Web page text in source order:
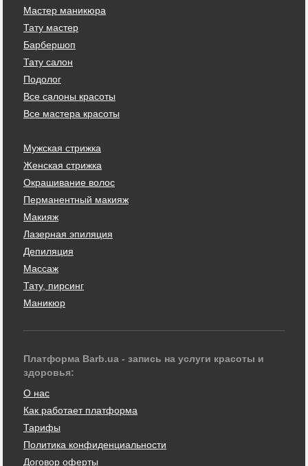
Мастер маникюра
Тату мастер
Барбершоп
Тату салон
Подолог
Все салоны красоты
Все мастера красоты
Мужская стрижка
Женская стрижка
Окрашивание волос
Перманентный макияж
Макияж
Лазерная эпиляция
Депиляция
Массаж
Тату, пирсинг
Маникюр
Платформа Barb.ua - запись на услуги красоты и
здоровья:
О нас
Как работает платформа
Тарифы
Политика конфиденциальности
Договор оферты